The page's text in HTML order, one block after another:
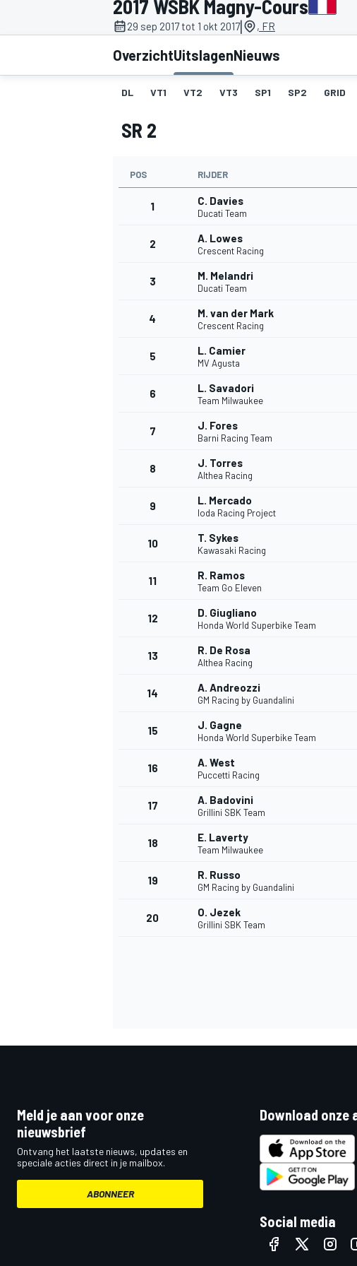
DTM
2017 WSBK Magny-Cours
29 sep 2017 tot 1 okt 2017| , FR
OverzichtUitslagenNieuws
DL VT1 VT2 VT3 SP1 SP2 GRID
SR 2
POS RIJDER
1 C. Davies
Ducati Team
2 A. Lowes
Crescent Racing
3 M. Melandri
Ducati Team
4 M. van der Mark
Crescent Racing
5 L. Camier
MV Agusta
6 L. Savadori
Team Milwaukee
7 J. Fores
Barni Racing Team
8 J. Torres
Althea Racing
9 L. Mercado
Ioda Racing Project
10 T. Sykes
Kawasaki Racing
11 R. Ramos
Team Go Eleven
12 D. Giugliano
Honda World Superbike Team
13 R. De Rosa
Althea Racing
14 A. Andreozzi
GM Racing by Guandalini
15 J. Gagne
Honda World Superbike Team
16 A. West
Puccetti Racing
17 A. Badovini
Grillini SBK Team
18 E. Laverty
Team Milwaukee
19 R. Russo
GM Racing by Guandalini
20 O. Jezek
Grillini SBK Team
Meld je aan voor onze
nieuwsbrief
Ontvang het laatste nieuws, updates en
speciale acties direct in je mailbox.
ABONNEER
Download onze
Social media